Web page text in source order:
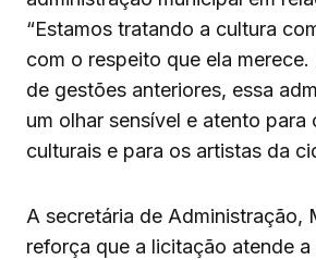
“Estamos tratando a cultura
com o respeito que ela
de gestões anteriores, essa
um olhar sensível e atento para
culturais e para os artistas da
A secretária de Administração,
reforça que a licitação atende a